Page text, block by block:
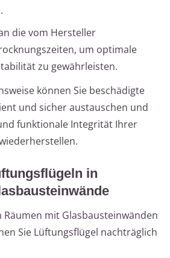
die vom Hersteller
um optimale
zu gewährleisten.
können Sie beschädigte
und sicher austauschen und
funktionale Integrität Ihrer
in
Räumen mit Glasbausteinwänden
Sie Lüftungsflügel nachträglich